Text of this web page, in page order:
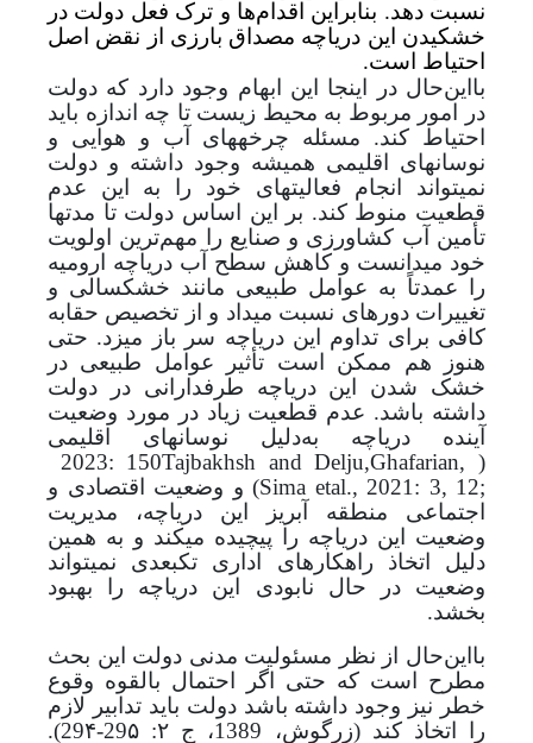
نسبت دهد. بنابراین اقدام‌ها و ترک فعل دولت در
خشکیدن این دریاچه مصداق بارزی از نقض اصل
احتیاط است.
با‌این‌حال در اینجا این ابهام وجود دارد که دولت
در امور مربوط به محیط زیست تا چه اندازه باید
احتیاط کند. مسئله چرخه­های آب و هوایی و
نوسان­های اقلیمی همیشه وجود داشته و دولت
نمی­تواند انجام فعالیت­های خود را به این عدم
قطعیت منوط کند. بر این اساس دولت تا مدت­ها
تأمین آب کشاورزی و صنایع را مهم‌ترین اولویت
خود می­دانست و کاهش سطح آب دریاچه ارومیه
را عمدتاً به عوامل طبیعی مانند خشکسالی و
تغییرات دوره­ای نسبت می­داد و از تخصیص حقابه
کافی برای تداوم این دریاچه سر باز می­زد. حتی
هنوز هم ممکن است تأثیر عوامل طبیعی در
خشک شدن این دریاچه طرفدارانی در دولت
داشته باشد. عدم قطعیت زیاد در مورد وضعیت
آینده دریاچه به‌دلیل نوسان­های اقلیمی
(
Ghafarian,
Tajbakhsh and Delju,
2023: 150
Sima etal., 2021: 3, 12;
) و وضعیت اقتصادی و
اجتماعی منطقه آبریز این دریاچه، مدیریت
وضعیت این دریاچه را پیچیده می­کند و به همین
دلیل اتخاذ راهکارهای اداری تک­بعدی نمی­تواند
وضعیت در حال نابودی این دریاچه را بهبود
بخشد.
با‌این‌حال از نظر مسئولیت مدنی دولت این بحث
مطرح است که حتی اگر احتمال بالقوه وقوع
خطر نیز وجود داشته باشد دولت باید تدابیر لازم
را اتخاذ کند (زرگوش، 1389، ج ۲: 29۵-29۴).